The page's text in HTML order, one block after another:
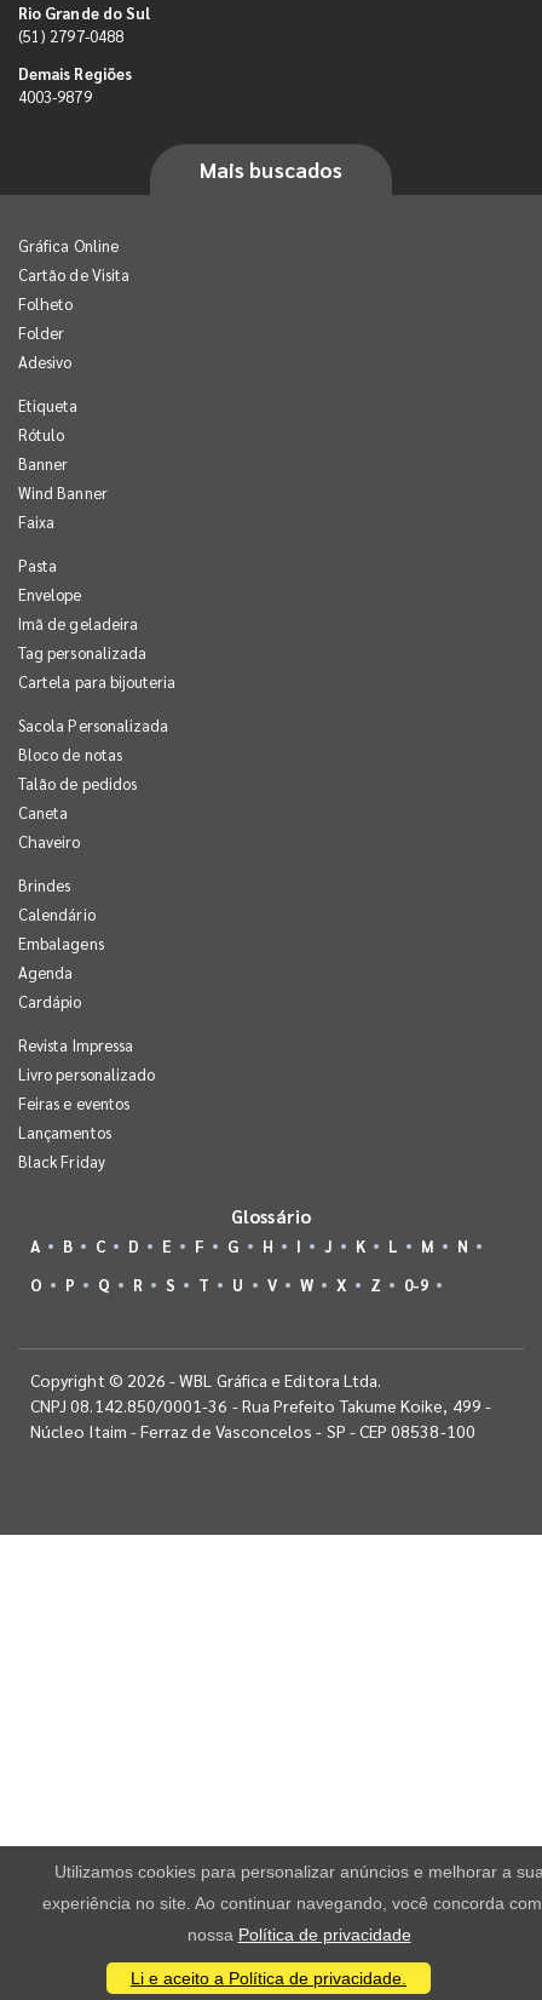
Rio Grande do Sul
(51) 2797-0488
Demais Regiões
4003-9879
Mais buscados
Gráfica Online
Cartão de Visita
Folheto
Folder
Adesivo
Etiqueta
Rótulo
Banner
Wind Banner
Faixa
Pasta
Envelope
Imã de geladeira
Tag personalizada
Cartela para bijouteria
Sacola Personalizada
Bloco de notas
Talão de pedidos
Caneta
Chaveiro
Brindes
Calendário
Embalagens
Agenda
Cardápio
Revista Impressa
Livro personalizado
Feiras e eventos
Lançamentos
Black Friday
Glossário
A B C D E F G H I J K L M
N
O
P Q R S T U V W X Z 0-9
Copyright © 2026 - WBL Gráfica e Editora Ltda.
CNPJ 08.142.850/0001-36 - Rua Prefeito Takume Koike, 499 -
Núcleo Itaim - Ferraz de Vasconcelos - SP - CEP 08538-100
Utilizamos cookies para personalizar anúncios e melhorar a
experiência no site. Ao continuar navegando, você concorda
nossa Política de privacidade
Li e aceito a Política de privacidade.